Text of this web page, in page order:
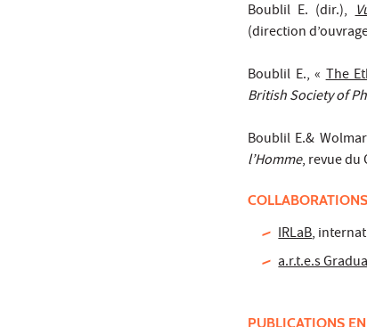
Boublil E. (dir.),
(direction
Boublil E., «The
British Society of
Boublil E.&
l’Homme, revue du
IRLaB,
a.r.t.e.s
PUBLICATIONS